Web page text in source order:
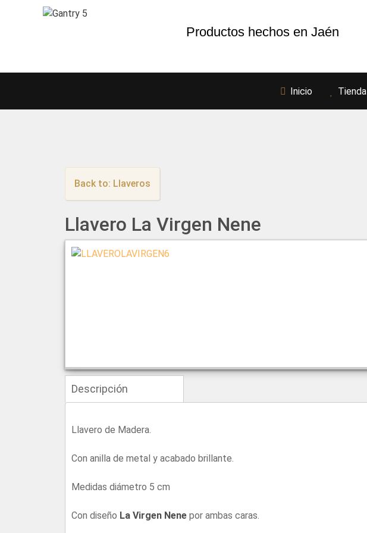
Productos hechos en Jaén
Inicio Tienda
Back to: Llaveros
Llavero La Virgen Nene
Descripción
Llavero de Madera.
Con anilla de metal y acabado brillante.
Medidas diámetro 5 cm
Con diseño La Virgen Nene por ambas caras.